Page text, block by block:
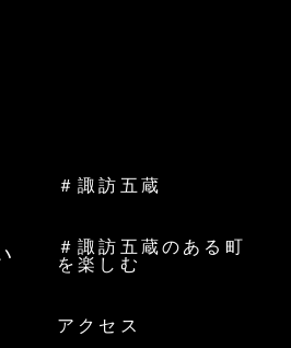
＃諏訪五蔵
＃諏訪五蔵のある町
を楽しむ
アクセス